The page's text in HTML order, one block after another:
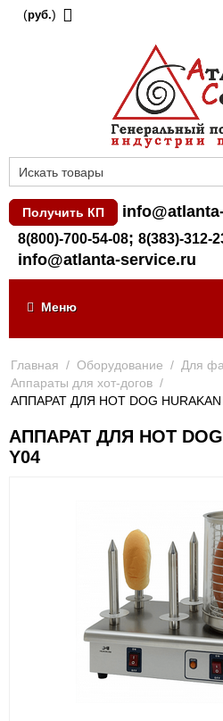
(руб.)
Получить КП
8(800)-700-54-08; 8(383)-312-
info@atlanta-service.ru
Меню
Главная / Оборудование / Для
Аппараты для хот-догов /
АППАРАТ ДЛЯ HOT DOG HURAKAN
АППАРАТ ДЛЯ HOT DOG
Y04